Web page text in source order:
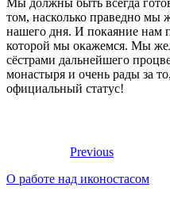
том, насколько праведно
нашего дня. И покаяние нам
которой мы окажемся. Мы
сёстрами дальнейшего
монастыря и очень рады за
официальный статус!
Previous
О работе над иконостасом